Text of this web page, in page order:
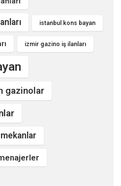
istanbul kons bayan
izmir gazino iş ilanları
gazinolar